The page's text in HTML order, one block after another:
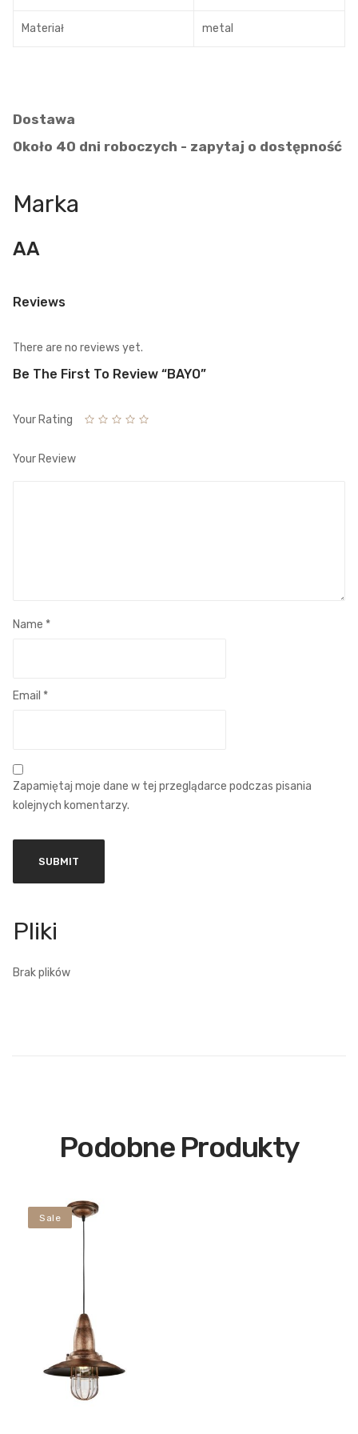
Materiał metal
Dostawa
Około 40 dni roboczych - zapytaj o dostępność
Marka
AA
Reviews
There are no reviews yet.
Be The First To Review “BAYO”
Your Rating
Your Review
Name *
Email *
Zapamiętaj moje dane w tej przeglądarce podczas pisania
kolejnych komentarzy.
Brak plików
Podobne Produkty
Sale